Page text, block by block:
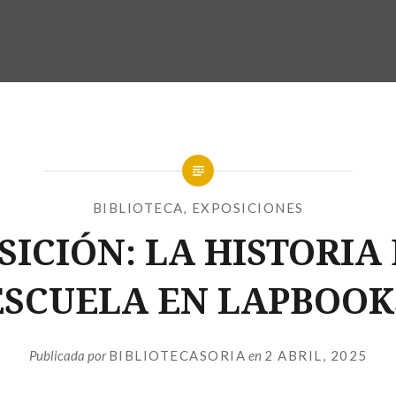
BIBLIOTECA, EXPOSICIONES
LA HISTORIA
EN
Publicada porBIBLIOTECASORIA en 2 ABRIL, 2025